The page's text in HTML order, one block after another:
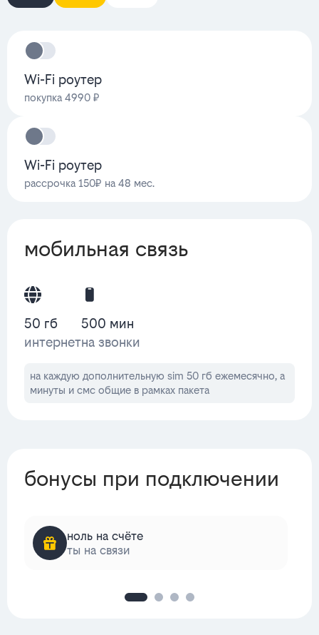
Wi-Fi роутер
покупка 4990 ₽
Wi-Fi роутер
рассрочка 150₽ на 48 мес.
мобильная связь
50 гб
интернет
500 мин
на звонки
на каждую дополнительную sim 50 гб ежемесячно, а
минуты и смс общие в рамках пакета
бонусы при подключении
ноль на счёте
ты на связи